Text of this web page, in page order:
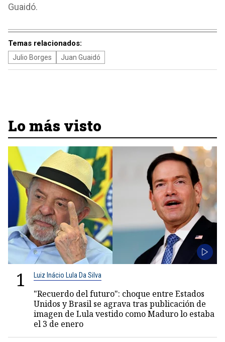
Guaidó.
Temas relacionados:
Julio Borges Juan Guaidó
Lo más visto
1 Luiz Inácio Lula Da Silva
"Recuerdo del futuro": choque entre Estados
Unidos y Brasil se agrava tras publicación de
imagen de Lula vestido como Maduro lo estaba
el 3 de enero